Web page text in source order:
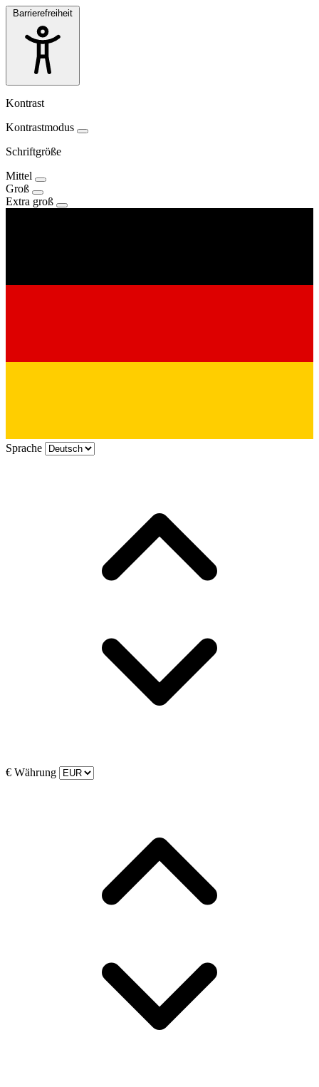
Barrierefreiheit
Kontrast
Kontrastmodus
Schriftgröße
Mittel
Groß
Extra groß
Sprache
€ Währung